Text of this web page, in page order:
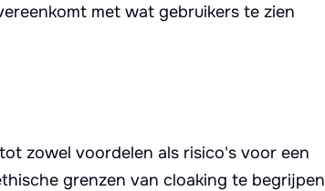
met wat gebruikers te zien
zowel voordelen als risico's voor een
grenzen van cloaking te begrijpen